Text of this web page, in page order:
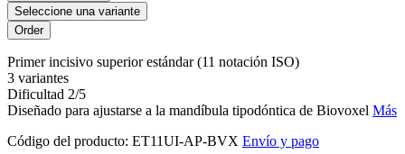
Seleccione una variante
Primer incisivo superior estándar (11 notación ISO)
3 variantes
Dificultad 2/5
Diseñado para ajustarse a la mandíbula tipodóntica de Biovoxel Más
Código del producto: ET11UI-AP-BVX Envío y pago